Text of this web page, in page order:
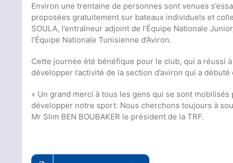
Environ une trentaine de personnes sont venues
proposées gratuitement sur bateaux individuels et
SOULA, l’entraîneur adjoint de l’Équipe Nationale
l’Équipe Nationale Tunisienne d’Aviron.
Cette journée été bénéfique pour le club, qui a réussi
développer l’activité de la section d’aviron qui a
« Un grand merci à tous les gens qui se sont
développer notre sport. Nous cherchons toujours à
Mr Slim BEN BOUBAKER le président de la TRF.